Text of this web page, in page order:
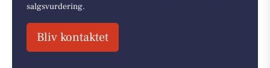
salgsvurdering.
Bliv kontaktet